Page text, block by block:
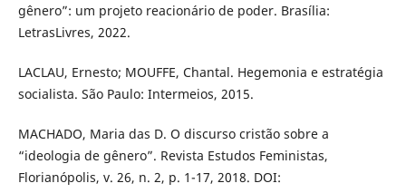
gênero”: um projeto reacionário de poder. Brasília:
LetrasLivres, 2022.
LACLAU, Ernesto; MOUFFE, Chantal. Hegemonia e estratégia
socialista. São Paulo: Intermeios, 2015.
MACHADO, Maria das D. O discurso cristão sobre a
“ideologia de gênero”. Revista Estudos Feministas,
Florianópolis, v. 26, n. 2, p. 1-17, 2018. DOI: